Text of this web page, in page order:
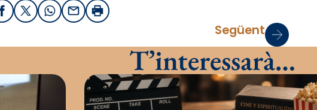
FacebookX / Twitter
WhatsApp
EmailImprimir
Següent
T’interessarà…